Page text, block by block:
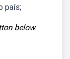
país;
below.